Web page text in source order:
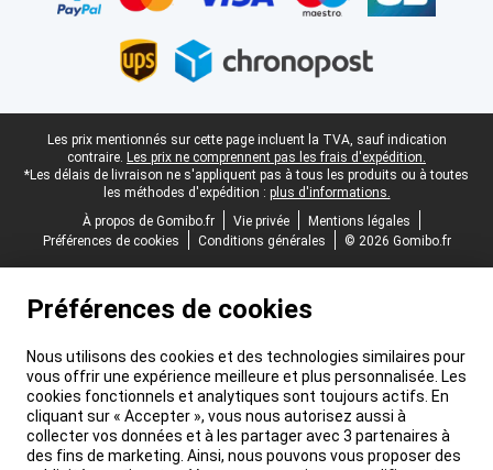
Pied-de-page légal
Les prix mentionnés sur cette page incluent la TVA, sauf indication
contraire. Les prix ne comprennent pas les frais d'expédition.
*Les délais de livraison ne s'appliquent pas à tous les produits ou à toutes
les méthodes d'expédition : plus d'informations.
À propos de Gomibo.fr
Vie privée
Mentions légales
Préférences de cookies
Conditions générales © 2026 Gomibo.fr
Préférences de cookies
Nous utilisons des cookies et des technologies similaires pour
vous offrir une expérience meilleure et plus personnalisée. Les
cookies fonctionnels et analytiques sont toujours actifs. En
cliquant sur « Accepter », vous nous autorisez aussi à
collecter vos données et à les partager avec 3 partenaires à
des fins de marketing. Ainsi, nous pouvons vous proposer des